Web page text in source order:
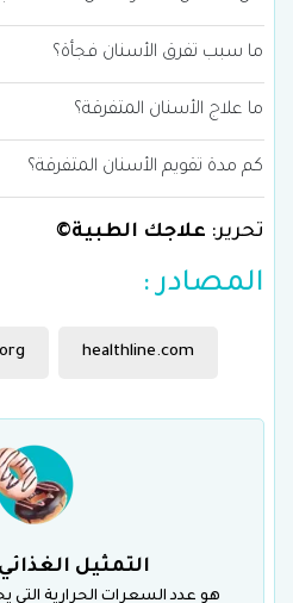
ما سبب تفرق الأسنان فجأة؟
ما علاج الأسنان المتفرقة؟
كم مدة تقويم الأسنان المتفرقة؟
تحرير: علاجك الطبية©
المصادر :
healthline.com
التمثيل
هو عدد السعرات الحرارية التي